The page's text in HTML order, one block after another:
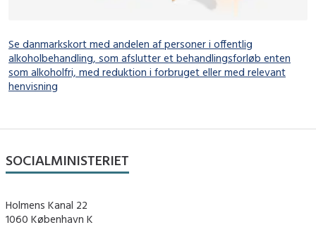
Se danmarkskort med andelen af personer i offentlig
alkoholbehandling, som afslutter et behandlingsforløb enten
som alkoholfri, med reduktion i forbruget eller med relevant
henvisning
SOCIALMINISTERIET
Holmens Kanal 22
1060 København K